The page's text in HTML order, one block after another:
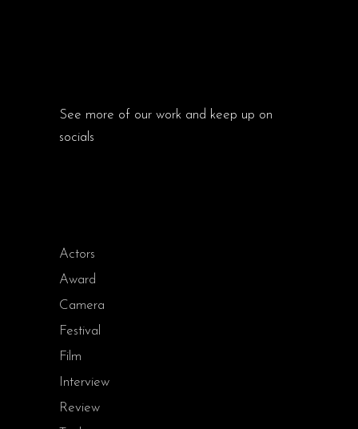
See more of our work and keep up on
socials
Actors
Award
Camera
Festival
Film
Interview
Review